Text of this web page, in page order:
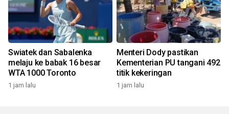
Swiatek dan Sabalenka
melaju ke babak 16 besar
WTA 1000 Toronto
1 jam lalu
Menteri Dody pastikan
Kementerian PU tangani 492
titik kekeringan
1 jam lalu